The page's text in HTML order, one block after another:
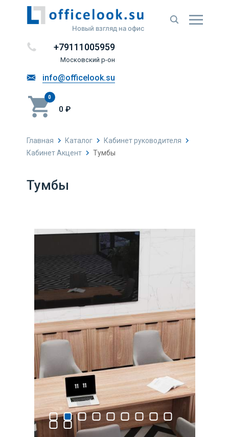
Новый взгляд на офис
+79111005959
Московский р-он
info@officelook.su
0
0 ₽
Главная Каталог
Кабинет руководителя
Кабинет Акцент
Тумбы
Тумбы